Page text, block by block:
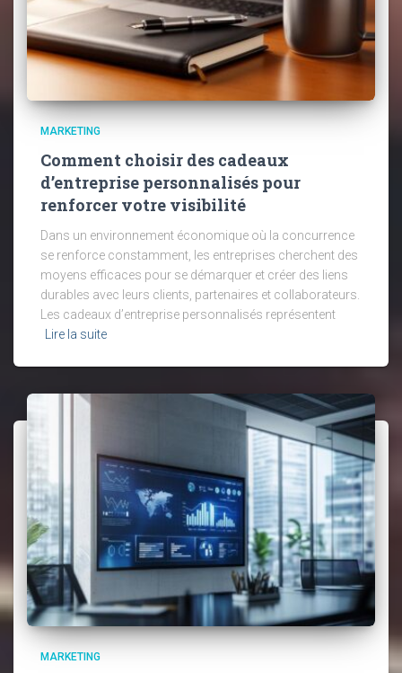
MARKETING
Comment choisir des cadeaux
d’entreprise personnalisés pour
renforcer votre visibilité
Dans un environnement économique où la concurrence
se renforce constamment, les entreprises cherchent des
moyens efficaces pour se démarquer et créer des liens
durables avec leurs clients, partenaires et collaborateurs.
Les cadeaux d’entreprise personnalisés représentent
Lire la suite
MARKETING